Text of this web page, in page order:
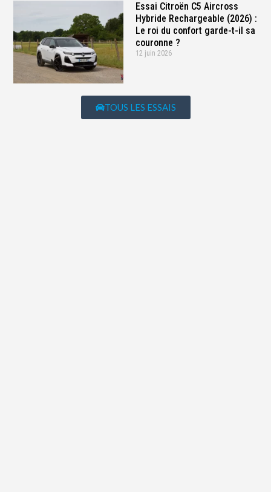
Essai Citroën C5 Aircross
Hybride Rechargeable (2026) :
Le roi du confort garde-t-il sa
couronne ?
12 juin 2026
TOUS LES ESSAIS